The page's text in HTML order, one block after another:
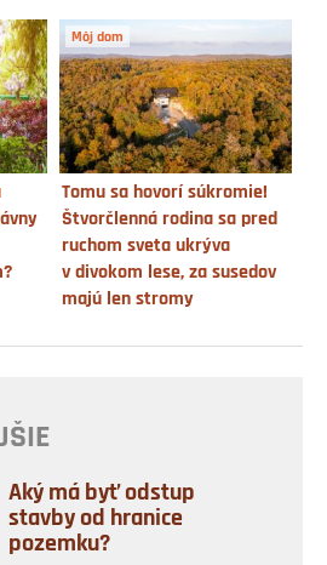
Môj dom
Tomu sa hovorí súkromie!
Štvorčlenná rodina sa pred
ruchom sveta ukrýva
v divokom lese, za susedov
majú len stromy
Aký má byť odstup
stavby od hranice
pozemku?